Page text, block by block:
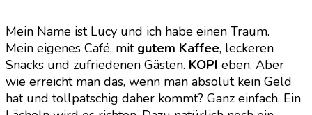
Mein
erster
Tag
als
Barista
Mein Name ist Lucy und ich habe einen Traum.
Mein eigenes Café, mitgutem Kaffee, leckeren
Snacks und zufriedenen Gästen. KOPI eben. Aber
wie erreicht man das, wenn man absolut kein Geld
hat und tollpatschig daher kommt? Ganz einfach. Ein